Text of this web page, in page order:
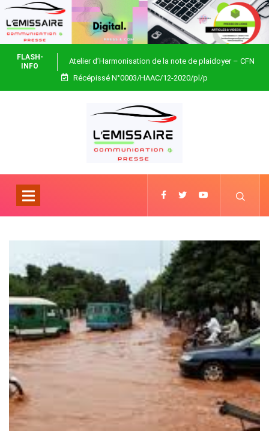
FLASH-
INFO
Atelier d’Harmonisation de la note de plaidoyer – CFN
Togo
Récépissé N°0003/HAAC/12-2020/pl/p